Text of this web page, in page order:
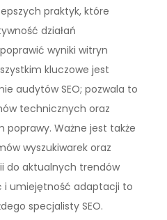
praktyk, które
działań
wyniki witryn
kluczowe jest
audytów SEO; pozwala to
technicznych oraz
Ważne jest także
wyszukiwarek oraz
do aktualnych trendów
i umiejętność adaptacji to
specjalisty SEO.